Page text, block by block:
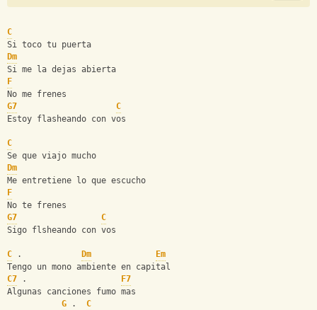
C
Si toco tu puerta
Dm
Si me la dejas abierta
F
No me frenes
G7
C
Estoy flasheando con vos
C
Se que viajo mucho
Dm
Me entretiene lo que escucho
F
No te frenes
G7
C
Sigo flsheando con vos
C . Dm
Em
Tengo un mono ambiente en capital
C7 .
F7
Algunas canciones fumo mas
G . C